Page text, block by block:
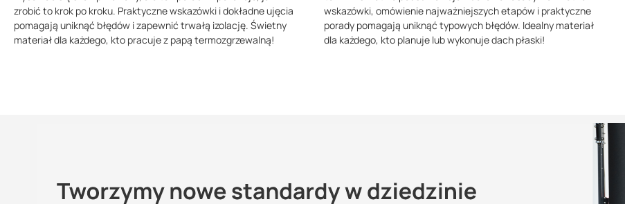
zrobić to krok po kroku. Praktyczne wskazówki i dokładne ujęcia
pomagają uniknąć błędów i zapewnić trwałą izolację. Świetny
materiał dla każdego, kto pracuje z papą termozgrzewalną!
wskazówki, omówienie najważniejszych etapów i praktyczne
porady pomagają uniknąć typowych błędów. Idealny materiał
dla każdego, kto planuje lub wykonuje dach płaski!